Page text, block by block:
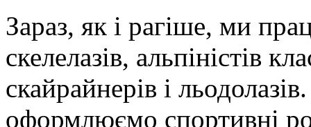
Зараз, як і рагіше, ми
скелелазів, альпіністів
скайрайнерів і
оформлюємо спортивні